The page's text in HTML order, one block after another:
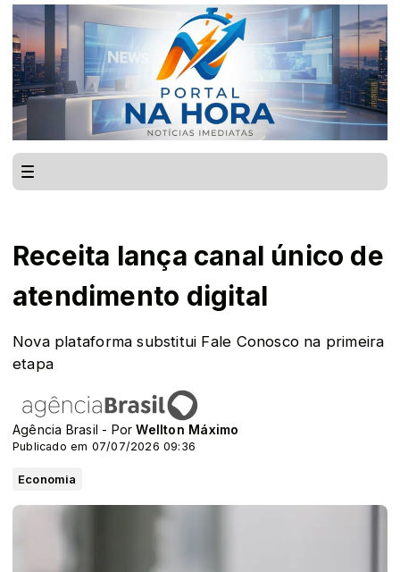
Receita lança canal único de
atendimento digital
Nova plataforma substitui Fale Conosco na primeira
etapa
Agência Brasil - PorWellton Máximo
Publicado em 07/07/2026 09:36
Economia